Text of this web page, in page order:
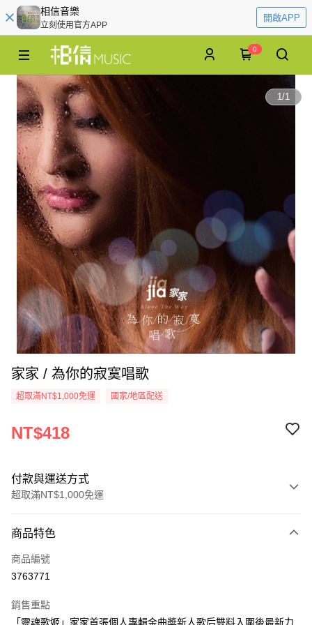
相信音樂
立刻使用官方APP
開啟APP
0
1/1
家家 / 為你的寂寞唱歌
超取滿NT$1,000免運 國家/地區配送
NT$418
付款與運送方式
超取滿NT$1,000免運
信用卡一次付款
超商取貨付款
Apple Pay
商品特色
商品編號
3763771
銷售重點
「靈魂歌姬」家家首張個人專輯金曲奬新人歌后雙料入圍後最新力